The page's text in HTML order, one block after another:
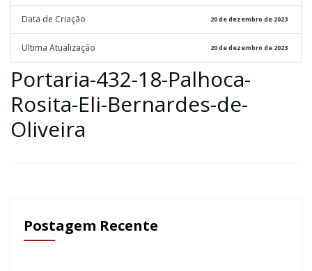
Data de Criação 20 de dezembro de 2023
Ultima Atualização 20 de dezembro de 2023
Portaria-432-18-Palhoca-
Rosita-Eli-Bernardes-de-
Oliveira
Postagem Recente